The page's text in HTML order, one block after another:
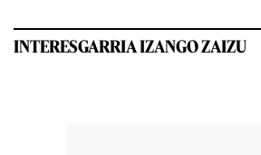
INTERESGARRIA IZANGO ZAIZU